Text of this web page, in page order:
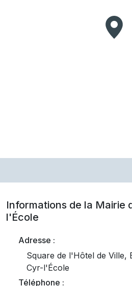
Informations de la Mairie
l'École
Adresse :
Square de l'Hôtel de Ville,
Cyr-l'École
Téléphone :